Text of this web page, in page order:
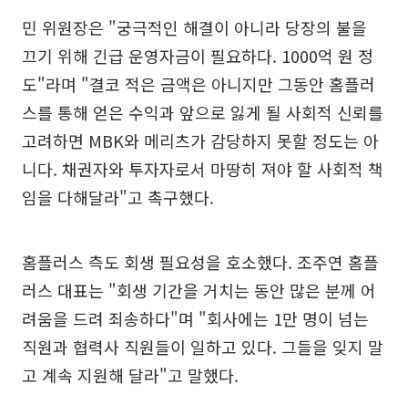
민 위원장은 "궁극적인 해결이 아니라 당장의 불을
끄기 위해 긴급 운영자금이 필요하다. 1000억 원 정
도"라며 "결코 적은 금액은 아니지만 그동안 홈플러
스를 통해 얻은 수익과 앞으로 잃게 될 사회적 신뢰를
고려하면 MBK와 메리츠가 감당하지 못할 정도는 아
니다. 채권자와 투자자로서 마땅히 져야 할 사회적 책
임을 다해달라"고 촉구했다.
홈플러스 측도 회생 필요성을 호소했다. 조주연 홈플
러스 대표는 "회생 기간을 거치는 동안 많은 분께 어
려움을 드려 죄송하다"며 "회사에는 1만 명이 넘는
직원과 협력사 직원들이 일하고 있다. 그들을 잊지 말
고 계속 지원해 달라"고 말했다.